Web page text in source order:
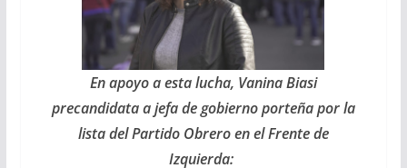
En apoyo a esta lucha, Vanina Biasi
precandidata a jefa de gobierno porteña por la
lista del Partido Obrero en el Frente de
Izquierda: